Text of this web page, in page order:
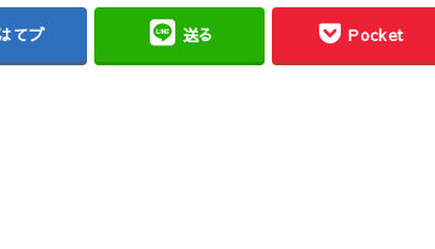
てブ 送る Pocket